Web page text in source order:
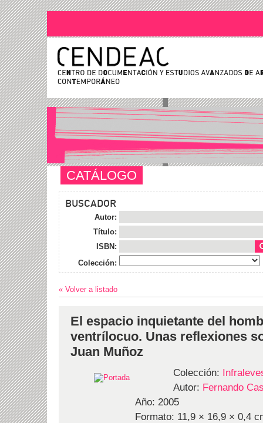
CATÁLOGO
BUSCADOR
Autor:
Título:
ISBN:
Colección:
« Volver a listado
El espacio inquietante del
ventrílocuo. Unas reflexiones
Juan Muñoz
Colección:
Autor: Fernando
Año: 2005
Formato: 11,9 × 16,9 × 0,4